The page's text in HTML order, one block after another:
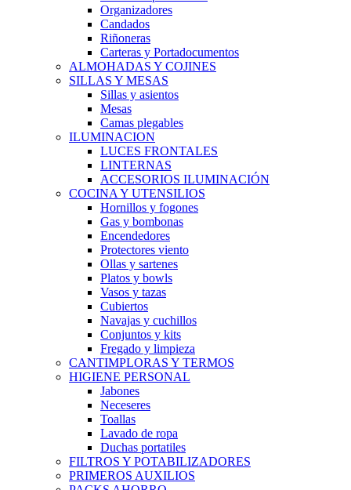
Organizadores
Candados
Riñoneras
Carteras y Portadocumentos
ALMOHADAS Y COJINES
SILLAS Y MESAS
Sillas y asientos
Mesas
Camas plegables
ILUMINACION
LUCES FRONTALES
LINTERNAS
ACCESORIOS ILUMINACIÓN
COCINA Y UTENSILIOS
Hornillos y fogones
Gas y bombonas
Encendedores
Protectores viento
Ollas y sartenes
Platos y bowls
Vasos y tazas
Cubiertos
Navajas y cuchillos
Conjuntos y kits
Fregado y limpieza
CANTIMPLORAS Y TERMOS
HIGIENE PERSONAL
Jabones
Neceseres
Toallas
Lavado de ropa
Duchas portatiles
FILTROS Y POTABILIZADORES
PRIMEROS AUXILIOS